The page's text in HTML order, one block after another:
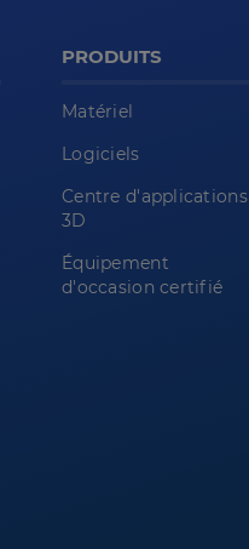
PRODUITS
Matériel
Logiciels
Centre d'applications
3D
Équipement
d'occasion certifié